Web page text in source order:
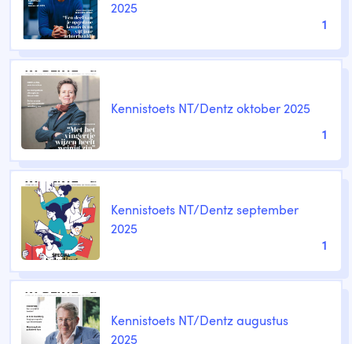
2025
1
Kennistoets NT/Dentz oktober 2025
1
Kennistoets NT/Dentz september
2025
1
Kennistoets NT/Dentz augustus
2025